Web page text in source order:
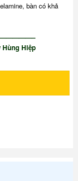
bàn có khả
Hùng Hiệp